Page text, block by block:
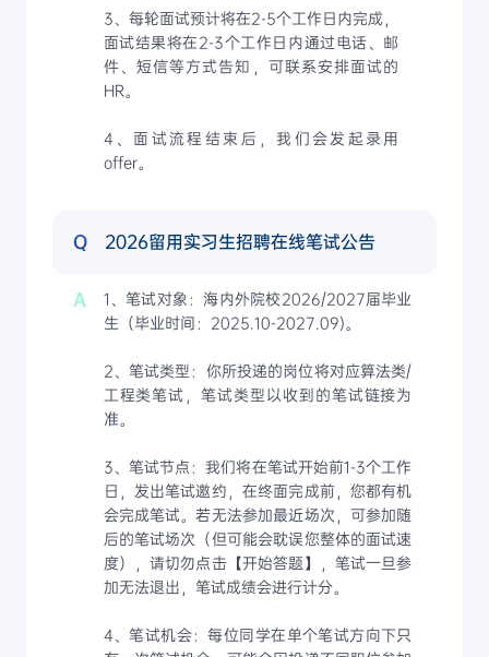
3、每轮面试预计将在2-5个工作日内完成，
面试结果将在2-3个工作日内通过电话、邮
件、短信等方式告知，可联系安排面试的
HR。
4、面试流程结束后，我们会发起录用
offer。
Q 2026留用实习生招聘在线笔试公告
A
1、笔试对象：海内外院校2026/2027届毕业
生（毕业时间：2025.10-2027.09)。
2、笔试类型：你所投递的岗位将对应算法类/
工程类笔试，笔试类型以收到的笔试链接为
准。
3、笔试节点：我们将在笔试开始前1-3个工作
日，发出笔试邀约，在终面完成前，您都有机
会完成笔试。若无法参加最近场次，可参加随
后的笔试场次（但可能会耽误您整体的面试速
度），请切勿点击【开始答题】，笔试一旦参
加无法退出，笔试成绩会进行计分。
4、笔试机会：每位同学在单个笔试方向下只